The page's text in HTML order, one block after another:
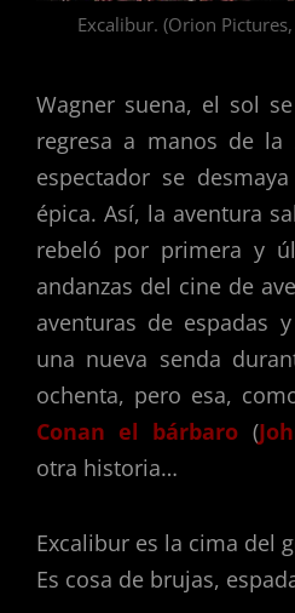
Excalibur. (Orion
Wagner suena, el sol
regresa a manos de la
espectador se
épica. Así, la aventura
rebeló por primera y
andanzas del cine de
aventuras de espadas
una nueva senda
ochenta, pero esa,
Conan el bárbaro (
otra historia…
Excalibur es la cima del
Es cosa de brujas,